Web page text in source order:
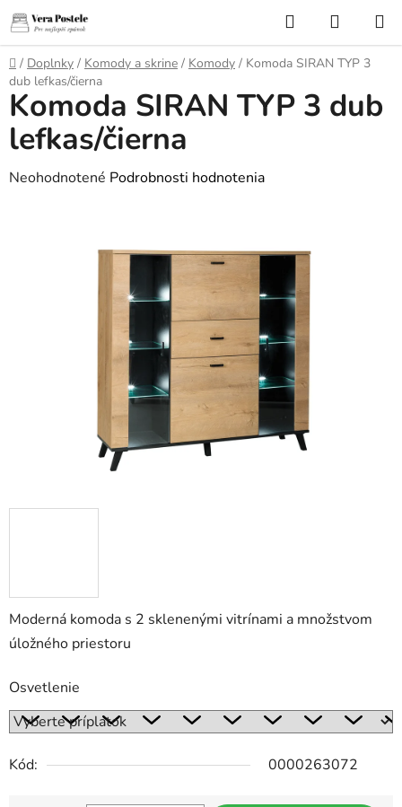
Prejsť
na
obsah
Hľadať
KOŠÍK
Domov
/ Doplnky / Komody a skrine / Komody / Komoda SIRAN TYP 3
dub lefkas/čierna
Moderná komoda s 2 sklenenými vitrínami a množstvom
úložného priestoru
Osvetlenie
Kód: 0000263072
Komoda SIRAN TYP 3 dub
lefkas/čierna
Priemerné
Neohodnotené Podrobnosti hodnotenia